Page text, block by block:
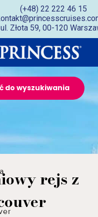
(+48) 22 222 46 15
ul. Złota 59, 00-120
do wyszukiwania
rejs z